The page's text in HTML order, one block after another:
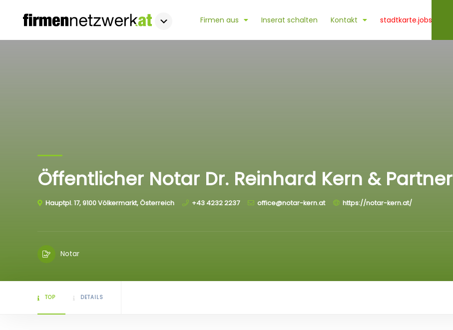
Firmen aus Inserat schalten Kontakt stadtkarte.jobs
Öffentlicher Notar Dr. Reinhard Kern & Partner
Hauptpl. 17, 9100 Völkermarkt, Österreich +43 4232 2237 office@notar-kern.at https://notar-kern.at/
Notar
TOP DETAILS